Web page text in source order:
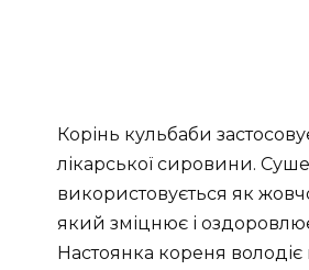
Корінь кульбаби
лікарської сировини.
використовується як
який зміцнює і
Настоянка кореня